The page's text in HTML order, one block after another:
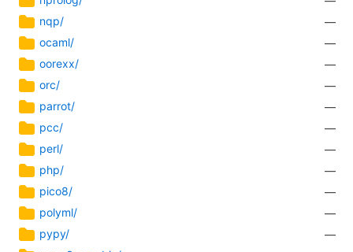
nqp/
—
ocaml/
—
oorexx/
—
orc/
—
parrot/
—
pcc/
—
perl/
—
php/
—
pico8/
—
polyml/
—
pypy/
—